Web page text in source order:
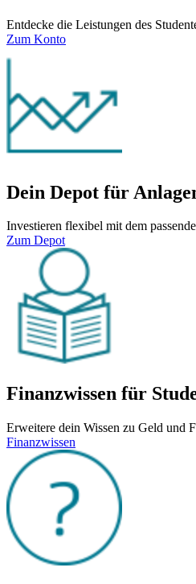
Entdecke die Leistungen des
Zum Konto
Dein Depot für
Investieren flexibel mit dem
Zum Depot
Finanzwissen für
Erweitere dein Wissen zu Geld und
Finanzwissen